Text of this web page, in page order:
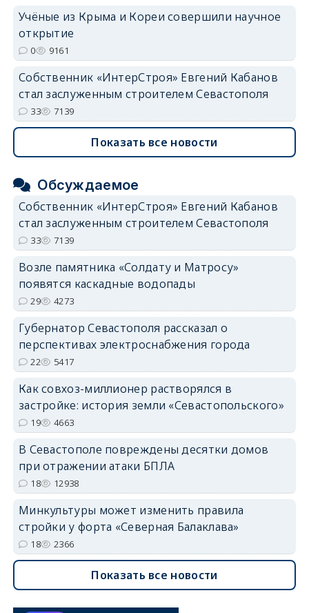
Учёные из Крыма и Кореи совершили научное
открытие
0 9161
Собственник «ИнтерСтроя» Евгений Кабанов
стал заслуженным строителем Севастополя
33 7139
Показать все новости
Обсуждаемое
Собственник «ИнтерСтроя» Евгений Кабанов
стал заслуженным строителем Севастополя
33 7139
Возле памятника «Солдату и Матросу»
появятся каскадные водопады
29 4273
Губернатор Севастополя рассказал о
перспективах электроснабжения города
22 5417
Как совхоз-миллионер растворялся в
застройке: история земли «Севастопольского»
19 4663
В Севастополе повреждены десятки домов
при отражении атаки БПЛА
18 12938
Минкультуры может изменить правила
стройки у форта «Северная Балаклава»
18 2366
Показать все новости